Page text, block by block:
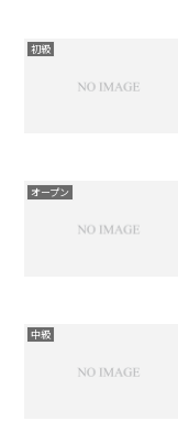
初級
オープン
中級